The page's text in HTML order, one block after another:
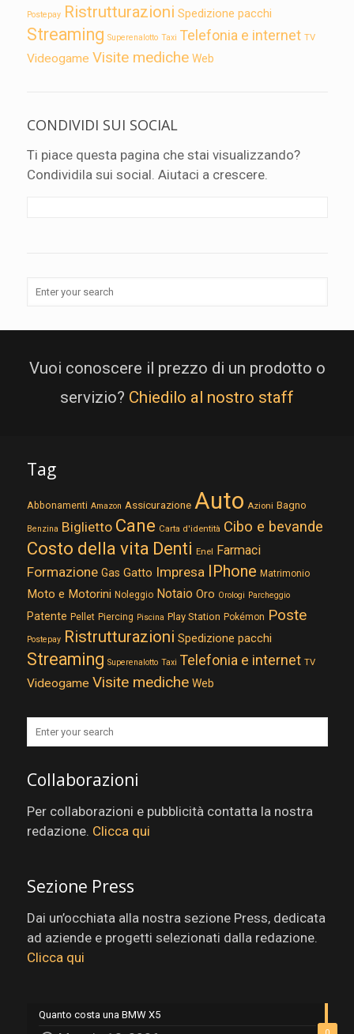
Postepay Ristrutturazioni Spedizione pacchi
Streaming Superenalotto Taxi Telefonia e internet TV
Videogame Visite mediche Web
CONDIVIDI SUI SOCIAL
Ti piace questa pagina che stai visualizzando?
Condividila sui social. Aiutaci a crescere.
Vuoi conoscere il prezzo di un prodotto o
servizio? Chiedilo al nostro staff
Tag
Abbonamenti Amazon Assicurazione Auto Azioni Bagno
Benzina Biglietto Cane Carta d'identità Cibo e bevande
Costo della vita Denti Enel Farmaci
Formazione Gas Gatto Impresa IPhone Matrimonio
Moto e Motorini Noleggio Notaio Oro Orologi Parcheggio
Patente Pellet Piercing Piscina Play Station Pokémon Poste
Postepay Ristrutturazioni Spedizione pacchi
Streaming Superenalotto Taxi Telefonia e internet TV
Videogame Visite mediche Web
Collaborazioni
Per collaborazioni e pubblicità contatta la nostra
redazione. Clicca qui
Sezione Press
Dai un’occhiata alla nostra sezione Press, dedicata
ad aziende e progetti selezionati dalla redazione.
Clicca qui
Quanto costa una BMW X5